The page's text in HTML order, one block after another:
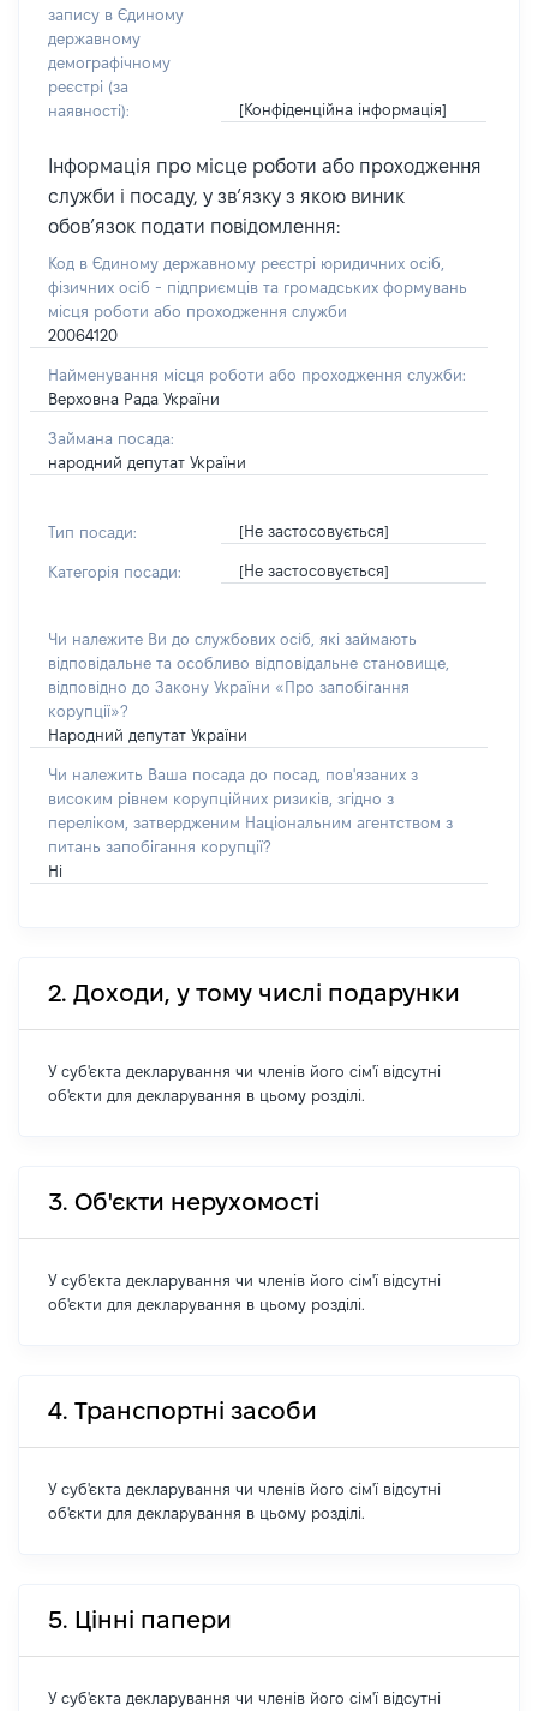
запису в Єдиному
державному
демографічному
реєстрі (за
наявності):
[Конфіденційна інформація]
Інформація про місце роботи або проходження
служби і посаду, у зв’язку з якою виник
обов’язок подати повідомлення:
Код в Єдиному державному реєстрі юридичних осіб,
фізичних осіб - підприємців та громадських формувань
місця роботи або проходження служби
20064120
Найменування місця роботи або проходження служби:
Верховна Рада України
Займана посада:
народний депутат України
Тип посади: [Не застосовується]
Категорія посади: [Не застосовується]
Чи належите Ви до службових осіб, які займають
відповідальне та особливо відповідальне становище,
відповідно до Закону України «Про запобігання
корупції»?
Народний депутат України
Чи належить Ваша посада до посад, пов'язаних з
високим рівнем корупційних ризиків, згідно з
переліком, затвердженим Національним агентством з
питань запобігання корупції?
Ні
2. Доходи, у тому числі подарунки
У суб'єкта декларування чи членів його сім'ї відсутні
об'єкти для декларування в цьому розділі.
3. Об'єкти нерухомості
У суб'єкта декларування чи членів його сім'ї відсутні
об'єкти для декларування в цьому розділі.
4. Транспортні засоби
У суб'єкта декларування чи членів його сім'ї відсутні
об'єкти для декларування в цьому розділі.
5. Цінні папери
У суб'єкта декларування чи членів його сім'ї відсутні